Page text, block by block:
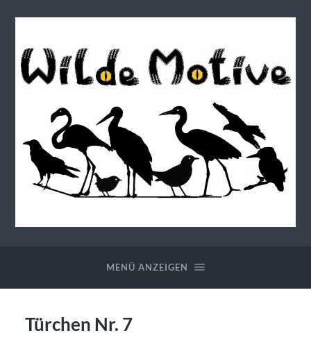
MENÜ ANZEIGEN
Türchen Nr. 7